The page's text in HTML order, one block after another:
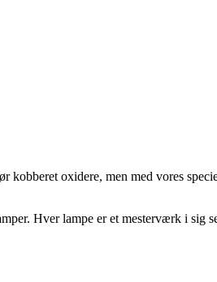
kobberet oxidere, men med vores
Hver lampe er et mesterværk i sig